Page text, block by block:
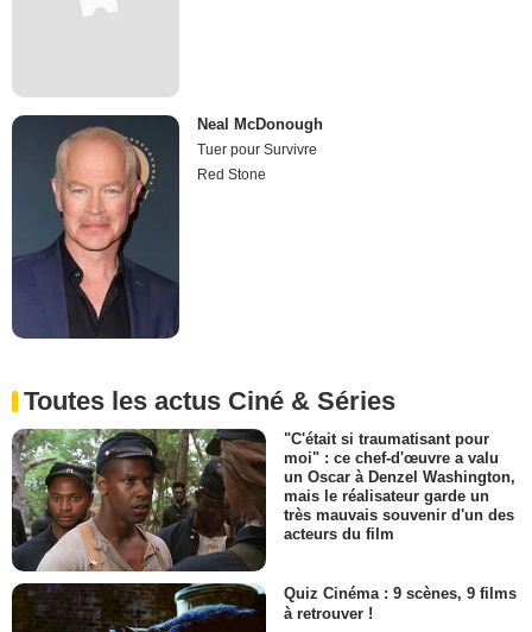
Neal McDonough
Tuer pour Survivre
Red Stone
Toutes les actus Ciné & Séries
"C'était si traumatisant pour
moi" : ce chef-d'œuvre a valu
un Oscar à Denzel Washington,
mais le réalisateur garde un
très mauvais souvenir d'un des
acteurs du film
Quiz Cinéma : 9 scènes, 9 films
à retrouver !